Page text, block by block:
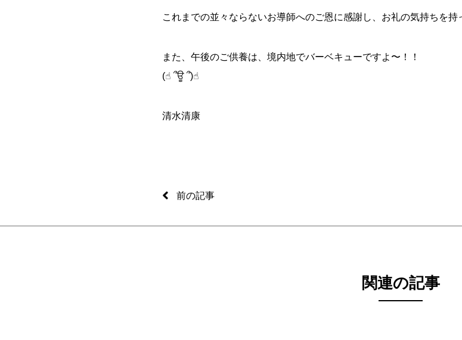
これまでの並々ならないお導師へのご恩に感謝し、お礼の気持ちを持
また、午後のご供養は、境内地でバーベキューですよ〜！！
(☝︎ ՞ਊ ՞)☝︎
清水清康
前の記事
関連の記事